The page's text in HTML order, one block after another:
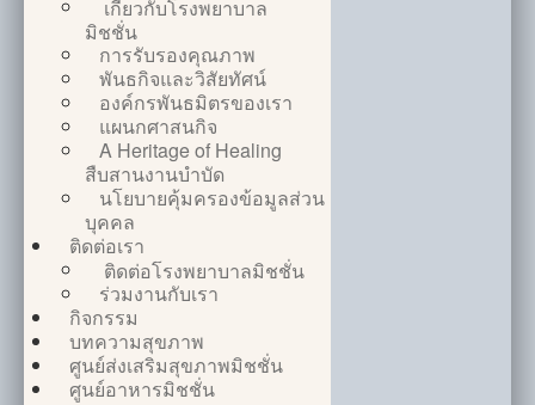
เกี่ยวกับโรงพยาบาล
มิชชั่น
การรับรองคุณภาพ
พันธกิจและวิสัยทัศน์
องค์กรพันธมิตรของเรา
แผนกศาสนกิจ
A Heritage of Healing
สืบสานงานบำบัด
นโยบายคุ้มครองข้อมูลส่วน
บุคคล
ติดต่อเรา
ติดต่อโรงพยาบาลมิชชั่น
ร่วมงานกับเรา
กิจกรรม
บทความสุขภาพ
ศูนย์ส่งเสริมสุขภาพมิชชั่น
ศูนย์อาหารมิชชั่น